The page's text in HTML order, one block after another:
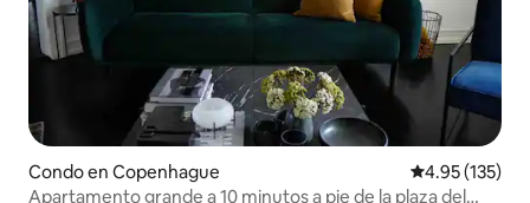
Condo en Copenhague Calificación
4.95 (135)
Apartamento grande a 10 minutos a pie de la plaza del